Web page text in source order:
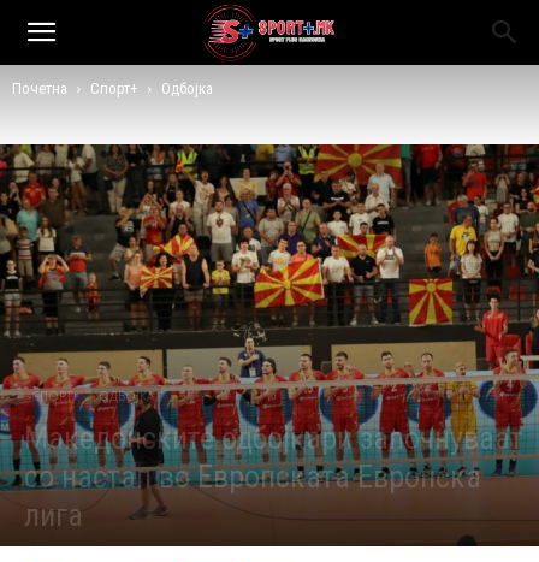
Почетна Спорт+ Одбојка
СПОРТ+ ОДБОЈКА
Македонските одбојкари започнуваат
со настап во Европската Европска
лига
Објавено од Д.Т. - 07/06/2025 254